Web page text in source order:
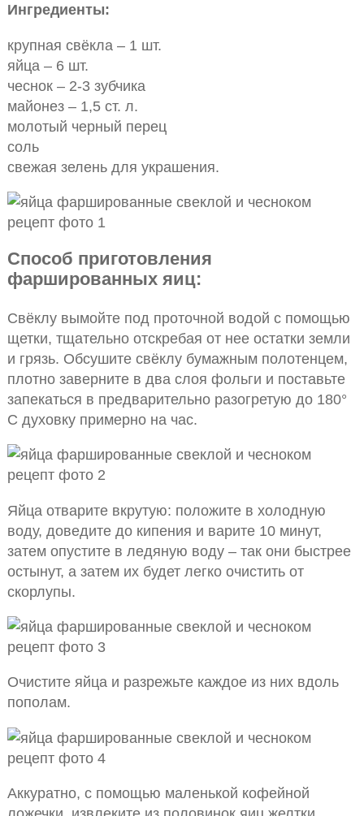
Ингредиенты:
крупная свёкла – 1 шт.
яйца – 6 шт.
чеснок – 2-3 зубчика
майонез – 1,5 ст. л.
молотый черный перец
соль
свежая зелень для украшения.
Способ приготовления
фаршированных яиц:
Свёклу вымойте под проточной водой с помощью
щетки, тщательно отскребая от нее остатки земли
и грязь. Обсушите свёклу бумажным полотенцем,
плотно заверните в два слоя фольги и поставьте
запекаться в предварительно разогретую до 180°
C духовку примерно на час.
Яйца отварите вкрутую: положите в холодную
воду, доведите до кипения и варите 10 минут,
затем опустите в ледяную воду – так они быстрее
остынут, а затем их будет легко очистить от
скорлупы.
Очистите яйца и разрежьте каждое из них вдоль
пополам.
Аккуратно, с помощью маленькой кофейной